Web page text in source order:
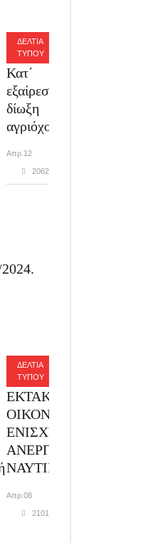
ΔΕΛΤΙΑ
ΤΥΠΟΥ
Κατ΄
εξαίρεση
δίωξη
αγριόχοιρων...
Απρ.12
2062
ΔΕΛΤΙΑ
ΤΥΠΟΥ
ΕΚΤΑΚΤΗ
ΟΙΚΟΝΟΜΙΚΗ
ΕΝΙΣΧΥΣΗ
ΑΝΕΡΓΩΝ
ΝΑΥΤΙΚΩΝ
Απρ.08
2101